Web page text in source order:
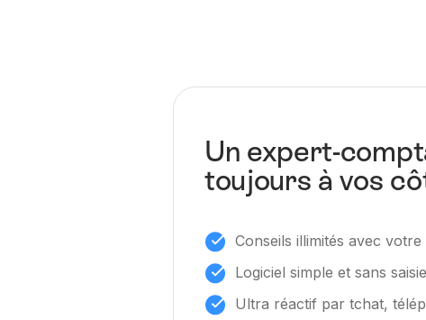
Un expert-
toujours à vos
Conseils illimités avec
Logiciel simple et sans
Ultra réactif par tchat,